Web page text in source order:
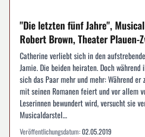
"Die letzten fünf Jahre",
Robert Brown, Theater Plauen-
Catherine verliebt sich in den
Jamie. Die beiden heiraten. Doch
sich das Paar mehr und mehr: Während er
mit seinen Romanen feiert und vor allem
Leserinnen bewundert wird, versucht sie
Musicaldarstel...
Veröffentlichungsdatum:02.05.2019